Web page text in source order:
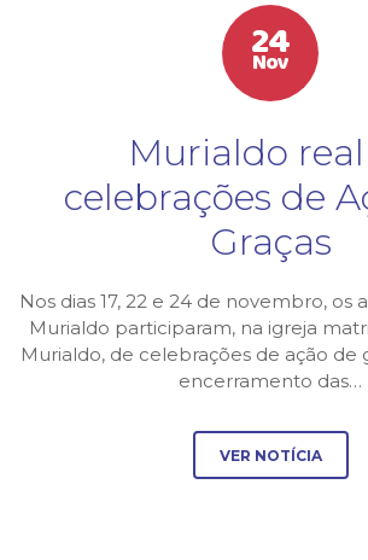
24
Nov
Murialdo
celebrações de
Graças
Nos dias 17, 22 e 24 de novembro, os
Murialdo participaram, na igreja
Murialdo, de celebrações de ação de
encerramento das…
VER NOTÍCIA